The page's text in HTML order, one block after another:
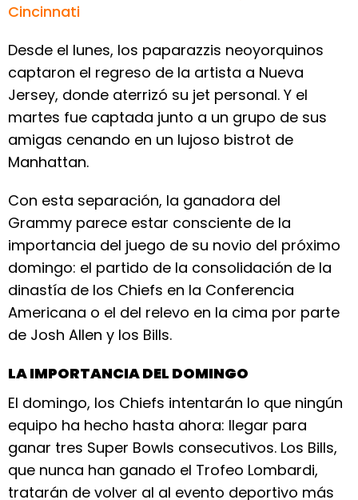
Cincinnati
Desde el lunes, los paparazzis neoyorquinos
captaron el regreso de la artista a Nueva
Jersey, donde aterrizó su jet personal. Y el
martes fue captada junto a un grupo de sus
amigas cenando en un lujoso bistrot de
Manhattan.
Con esta separación, la ganadora del
Grammy parece estar consciente de la
importancia del juego de su novio del próximo
domingo: el partido de la consolidación de la
dinastía de los Chiefs en la Conferencia
Americana o el del relevo en la cima por parte
de Josh Allen y los Bills.
LA IMPORTANCIA DEL DOMINGO
El domingo, los Chiefs intentarán lo que ningún
equipo ha hecho hasta ahora: llegar para
ganar tres Super Bowls consecutivos. Los Bills,
que nunca han ganado el Trofeo Lombardi,
tratarán de volver al al evento deportivo más